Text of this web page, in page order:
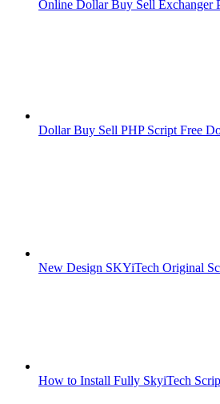
Online Dollar Buy Sell Exchanger
Dollar Buy Sell PHP Script Free
New Design SKYiTech Original
How to Install Fully SkyiTech